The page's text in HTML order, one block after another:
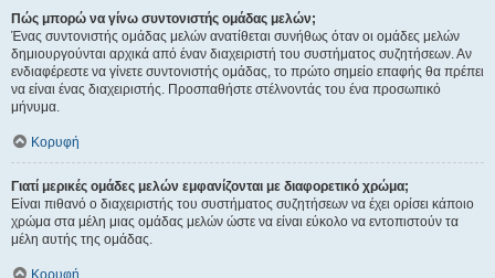
Πώς μπορώ να γίνω συντονιστής ομάδας μελών;
Ένας συντονιστής ομάδας μελών ανατίθεται συνήθως όταν οι ομάδες μελών
δημιουργούνται αρχικά από έναν διαχειριστή του συστήματος συζητήσεων. Αν
ενδιαφέρεστε να γίνετε συντονιστής ομάδας, το πρώτο σημείο επαφής θα πρέπει
να είναι ένας διαχειριστής. Προσπαθήστε στέλνοντάς του ένα προσωπικό
μήνυμα.
Κορυφή
Γιατί μερικές ομάδες μελών εμφανίζονται με διαφορετικό χρώμα;
Είναι πιθανό ο διαχειριστής του συστήματος συζητήσεων να έχει ορίσει κάποιο
χρώμα στα μέλη μιας ομάδας μελών ώστε να είναι εύκολο να εντοπιστούν τα
μέλη αυτής της ομάδας.
Κορυφή